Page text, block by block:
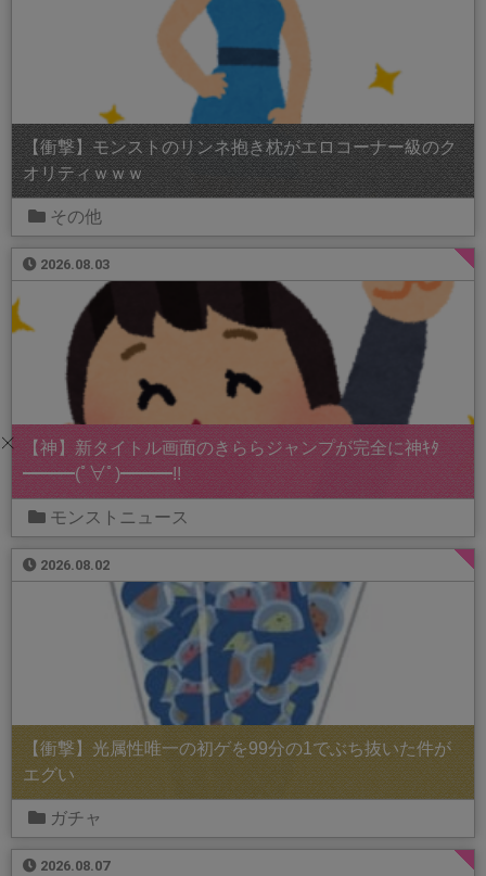
【衝撃】モンストのリンネ抱き枕がエロコーナー級のク
オリティｗｗｗ
その他
2026.08.03
【神】新タイトル画面のきららジャンプが完全に神ｷﾀ
━━━(ﾟ∀ﾟ)━━━!!
モンストニュース
2026.08.02
【衝撃】光属性唯一の初ゲを99分の1でぶち抜いた件が
エグい
ガチャ
2026.08.07